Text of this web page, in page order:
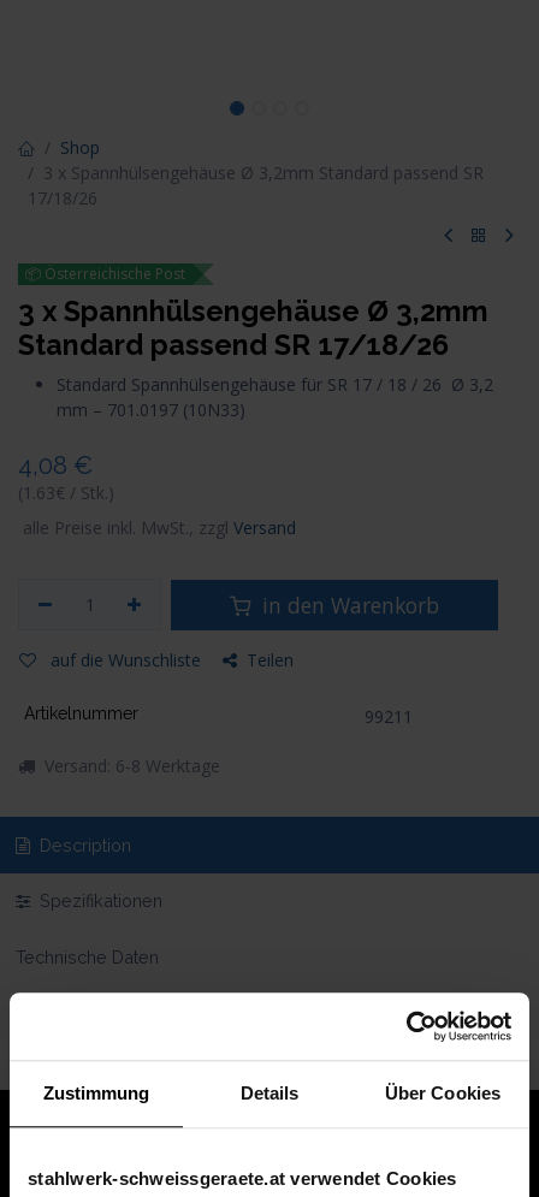
Zustimmung Details Über Cookies
stahlwerk-schweissgeraete.at verwendet Cookies
Shop
3 x Spannhülsengehäuse Ø 3,2mm Standard passend SR
17/18/26
📦 Österreichische Post
3 x Spannhülsengehäuse Ø 3,2mm
Standard passend SR 17/18/26
Standard Spannhülsengehäuse für SR 17 / 18 / 26 Ø 3,2
mm – 701.0197 (10N33)
4,08 €
(1.63€ / Stk.)
alle Preise inkl. MwSt., zzgl Versand
in den Warenkorb
auf die Wunschliste Teilen
Artikelnummer 99211
Versand: 6-8 Werktage
Description
Spezifikationen
Technische Daten